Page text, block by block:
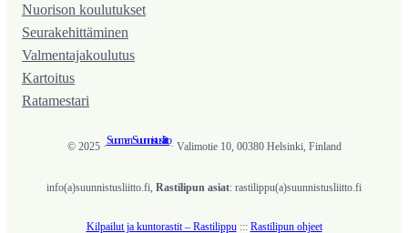
Nuorison koulutukset
Seura­kehittäminen
Valmentaja­koulutus
Kartoitus
Ratamestari
© 2025 ·
Suomen Suunnistusliitto
· Valimotie 10, 00380 Helsinki, Finland
info(a)suunnistusliitto.fi, Rastilipun asiat: rastilippu(a)suunnistusliitto.fi
Kilpailut ja kuntorastit – Rastilippu::: Rastilipun ohjeet